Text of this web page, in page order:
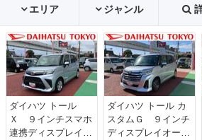
エリア ジャンル
ダイハツ トール
Ｘ ９インチスマホ
連携ディスプレイオ
ダイハツ トール カ
スタムＧ ９インチ
ディスプレイオーデ